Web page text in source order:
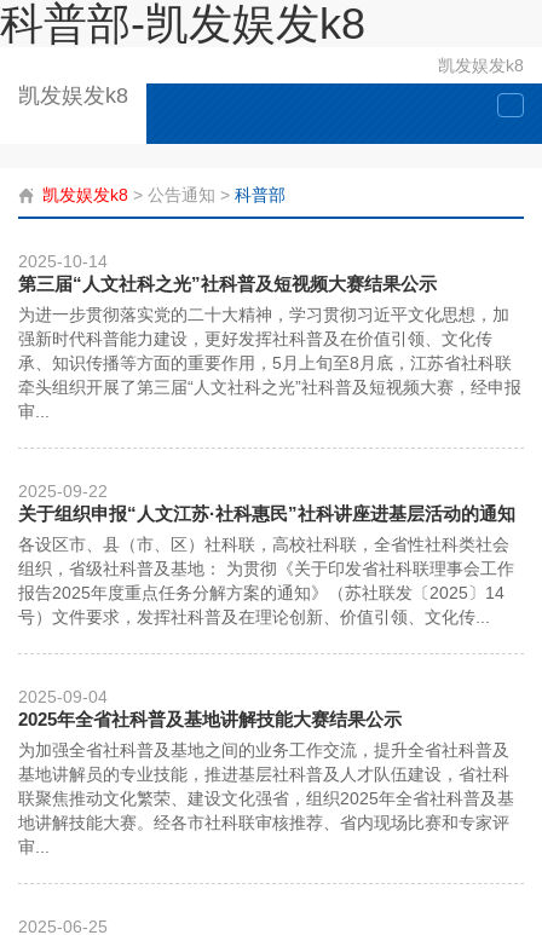
科普部-凯发娱发k8
凯发娱发k8
凯发娱发k8
凯发娱发k8 > 公告通知 > 科普部
2025-10-14
第三届“人文社科之光”社科普及短视频大赛结果公示
为进一步贯彻落实党的二十大精神，学习贯彻习近平文化思想，加
强新时代科普能力建设，更好发挥社科普及在价值引领、文化传
承、知识传播等方面的重要作用，5月上旬至8月底，江苏省社科联
牵头组织开展了第三届“人文社科之光”社科普及短视频大赛，经申报
审...
2025-09-22
关于组织申报“人文江苏·社科惠民”社科讲座进基层活动的通知
各设区市、县（市、区）社科联，高校社科联，全省性社科类社会
组织，省级社科普及基地： 为贯彻《关于印发省社科联理事会工作
报告2025年度重点任务分解方案的通知》（苏社联发〔2025〕14
号）文件要求，发挥社科普及在理论创新、价值引领、文化传...
2025-09-04
2025年全省社科普及基地讲解技能大赛结果公示
为加强全省社科普及基地之间的业务工作交流，提升全省社科普及
基地讲解员的专业技能，推进基层社科普及人才队伍建设，省社科
联聚焦推动文化繁荣、建设文化强省，组织2025年全省社科普及基
地讲解技能大赛。经各市社科联审核推荐、省内现场比赛和专家评
审...
2025-06-25